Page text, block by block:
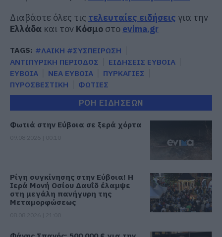
Διαβάστε όλες τις τελευταίες ειδήσεις για την
Ελλάδα και τον Κόσμο στο evima.gr
TAGS: #ΛΑΙΚΗ #ΣΥΣΠΕΙΡΩΣΗ
ΑΝΤΙΠΥΡΙΚΗ ΠΕΡΙΟΔΟΣ
ΕΙΔΗΣΕΙΣ ΕΥΒΟΙΑ
ΕΥΒΟΙΑ
ΝΕΑ ΕΥΒΟΙΑ
ΠΥΡΚΑΓΙΕΣ
ΠΥΡΟΣΒΕΣΤΙΚΗ
ΦΩΤΙΕΣ
ΡΟΗ ΕΙΔΗΣΕΩΝ
Φωτιά στην Εύβοια σε ξερά χόρτα
Ρίγη συγκίνησης στην Εύβοια! Η
Ιερά Μονή Οσίου Δαυΐδ έλαμψε
στη μεγάλη πανήγυρη της
Μεταμορφώσεως